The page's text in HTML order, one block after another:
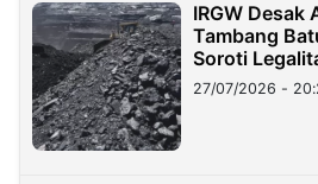
IRGW
Tambang
Soroti
Stockpile
27/07/2026 -